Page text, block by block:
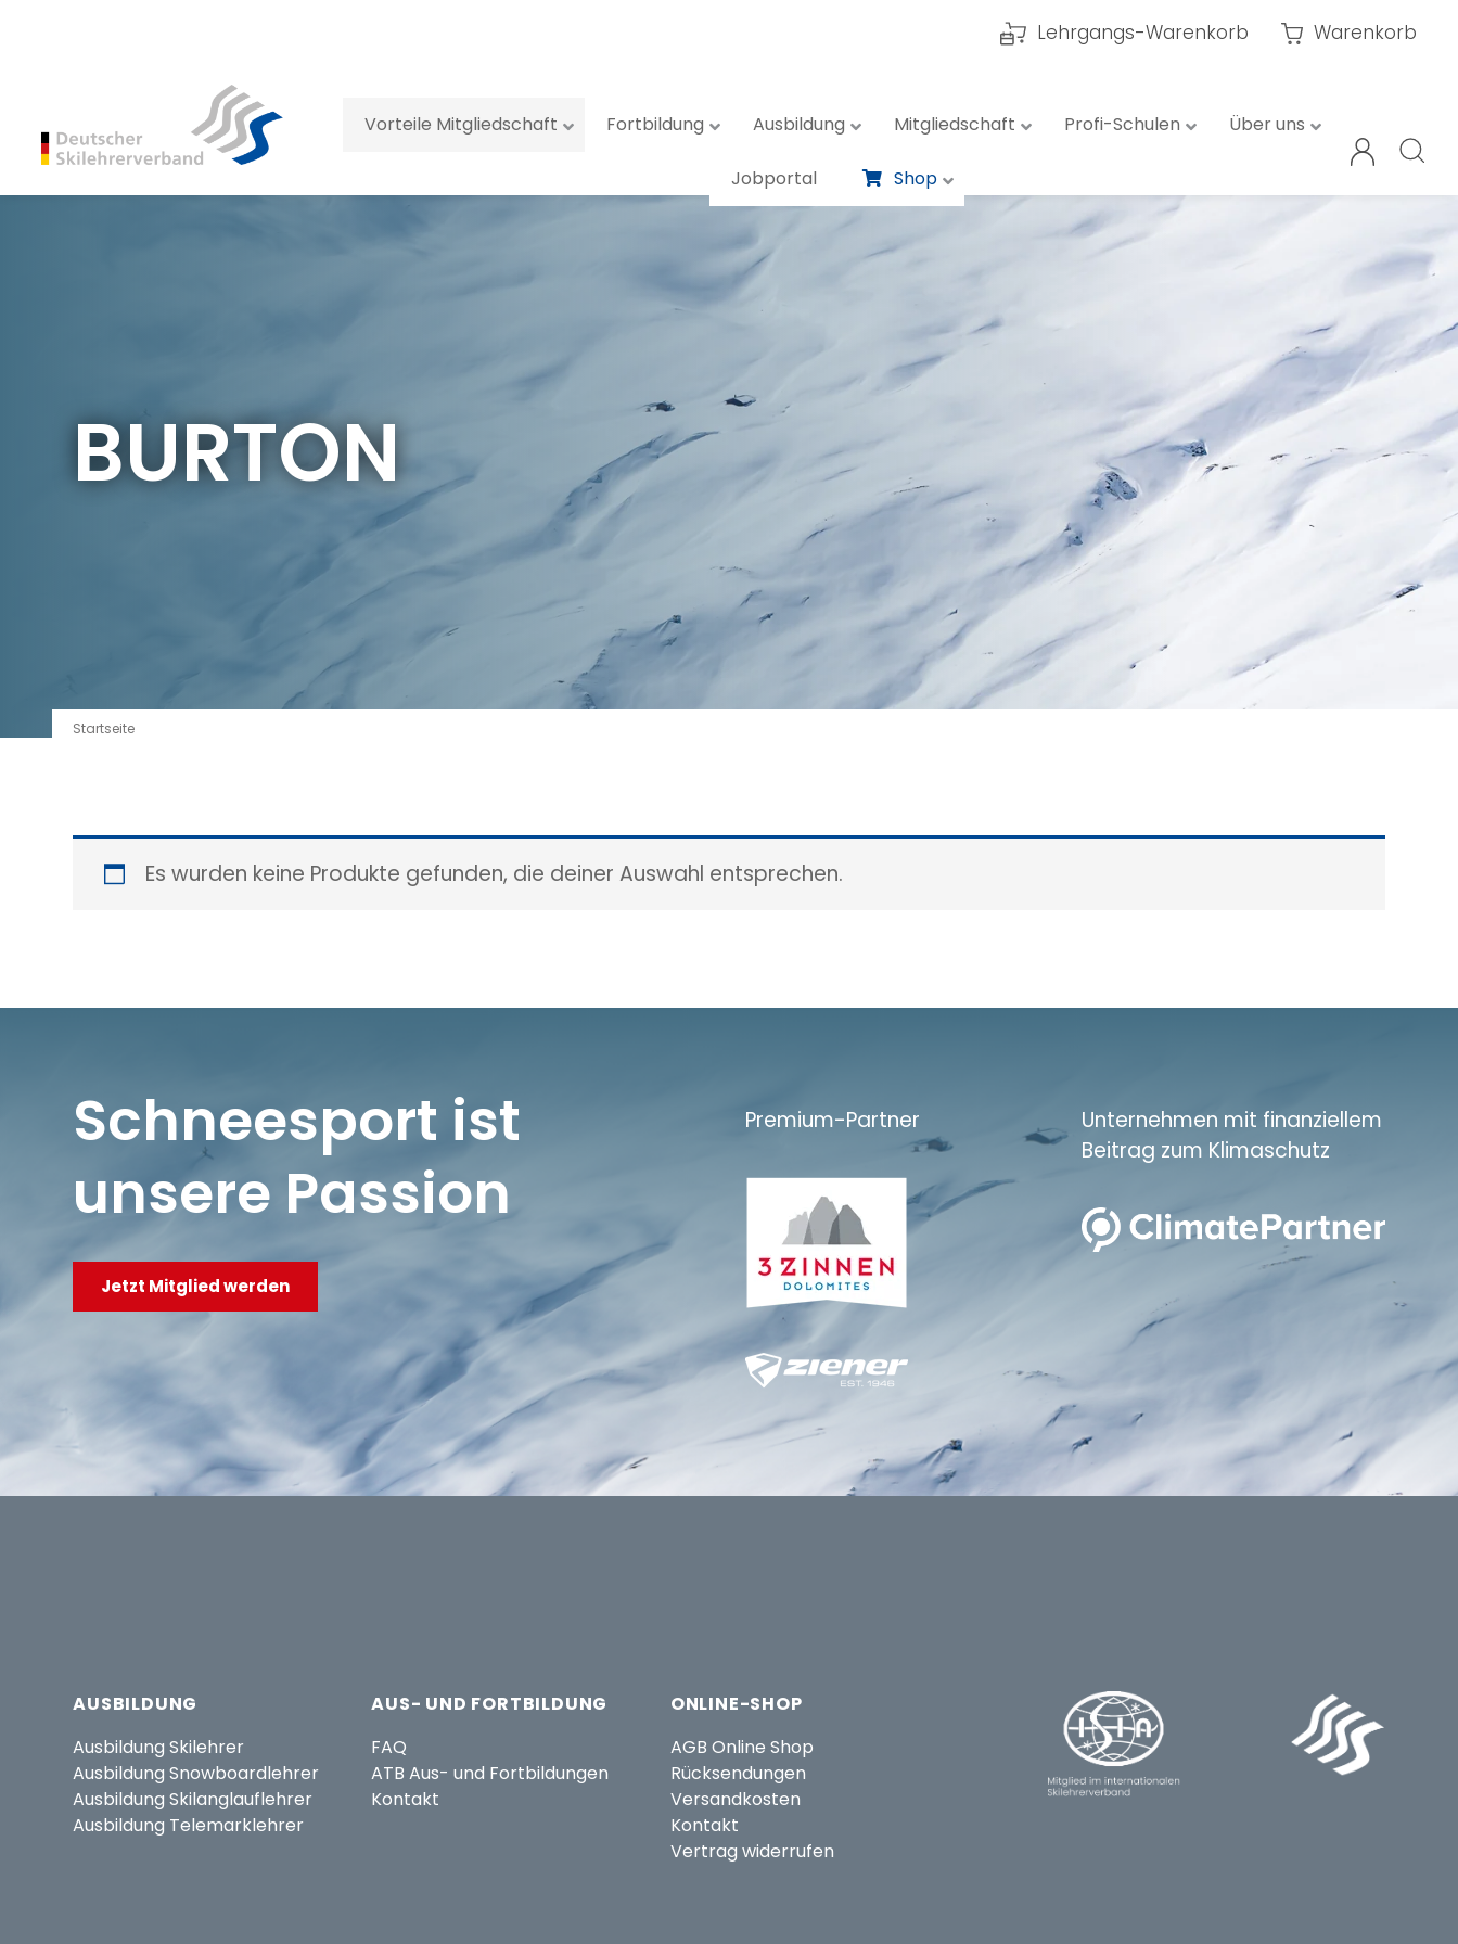
Lehrgangs-Warenkorb Warenkorb
Vorteile Mitgliedschaft Fortbildung Ausbildung Mitgliedschaft Profi-Schulen Über uns
Jobportal Shop
BURTON
Startseite
Es wurden keine Produkte gefunden, die deiner Auswahl entsprechen.
Schneesport ist
unsere Passion
Jetzt Mitglied werden
Premium-Partner
Unternehmen mit finanziellem
Beitrag zum Klimaschutz
AUSBILDUNG
Ausbildung Skilehrer
Ausbildung Snowboardlehrer
Ausbildung Skilanglauflehrer
Ausbildung Telemarklehrer
AUS- UND FORTBILDUNG
FAQ
ATB Aus- und Fortbildungen
Kontakt
ONLINE-SHOP
AGB Online Shop
Rücksendungen
Versandkosten
Kontakt
Vertrag widerrufen